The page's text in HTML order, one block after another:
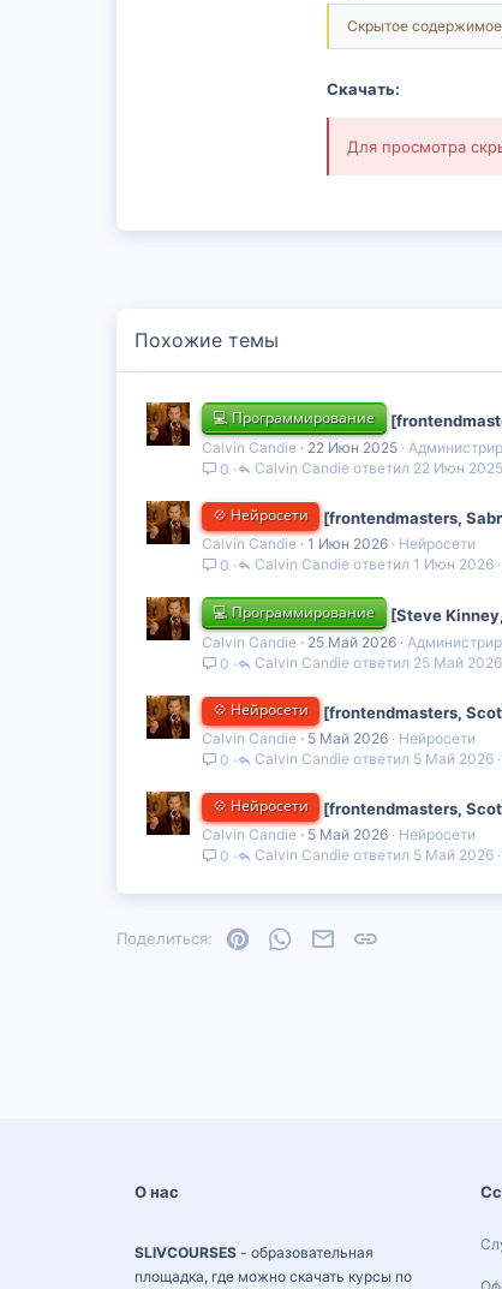
Скрытое содержимое
Скачать:
Для просмотра
Похожие темы
💻 Программирование
Calvin Candie 22 Июн 2025
0
22 Июн 2025
Calvin Candie
💠 Нейросети [frontendmasters,
Calvin Candie 1 Июн 2026
Нейросети
0
1 Июн 2026
Calvin Candie
💻 Программирование [Steve
Calvin Candie 25 Май 2026
0
25 Май 2026
Calvin Candie
💠 Нейросети [frontendmasters,
Calvin Candie 5 Май 2026
Нейросети
0
5 Май 2026
Calvin Candie
💠 Нейросети [frontendmasters,
Calvin Candie 5 Май 2026
Нейросети
0
5 Май 2026
Calvin Candie
Поделиться: PinterestWhatsAppЭлектронная почта
О нас
SLIVCOURSES - образовательная
площадка, где можно скачать курсы по